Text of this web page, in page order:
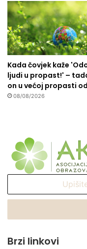
Kada čovjek kaže
ljudi u propast!' –
on u većoj propasti
08/08/2026
Email
Brzi linkovi